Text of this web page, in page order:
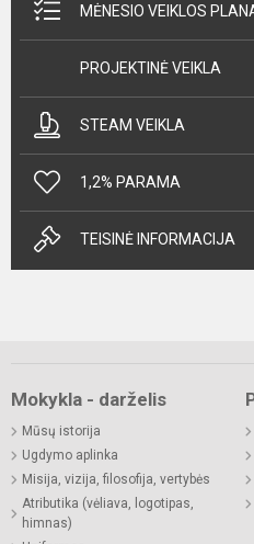
MĖNESIO VEIKLOS
PROJEKTINĖ VEIKLA
STEAM VEIKLA
1,2% PARAMA
TEISINĖ INFORMACIJA
Mokykla - darželis
Mūsų istorija
Ugdymo aplinka
Misija, vizija, filosofija, vertybės
Atributika (vėliava, logotipas,
himnas)